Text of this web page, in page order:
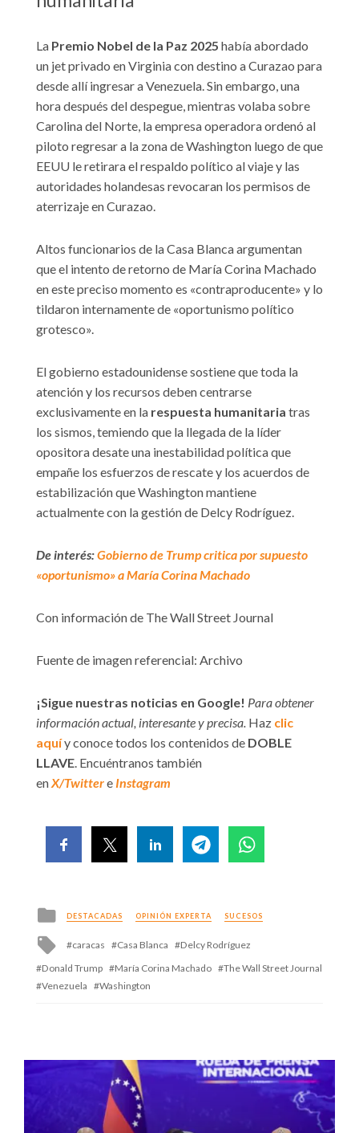
La Premio Nobel de la Paz 2025 había abordado
un jet privado en Virginia con destino a Curazao para
desde allí ingresar a Venezuela. Sin embargo, una
hora después del despegue, mientras volaba sobre
Carolina del Norte, la empresa operadora ordenó al
piloto regresar a la zona de Washington luego de que
EEUU le retirara el respaldo político al viaje y las
autoridades holandesas revocaran los permisos de
aterrizaje en Curazao.
Altos funcionarios de la Casa Blanca argumentan
que el intento de retorno de María Corina Machado
en este preciso momento es «contraproducente» y lo
tildaron internamente de «oportunismo político
grotesco».
El gobierno estadounidense sostiene que toda la
atención y los recursos deben centrarse
exclusivamente en la respuesta humanitaria tras
los sismos, temiendo que la llegada de la líder
opositora desate una inestabilidad política que
empañe los esfuerzos de rescate y los acuerdos de
estabilización que Washington mantiene
actualmente con la gestión de Delcy Rodríguez.
De interés:Gobierno de Trump critica por supuesto
«oportunismo» a María Corina Machado
Con información de The Wall Street Journal
Fuente de imagen referencial: Archivo
¡Sigue nuestras noticias en Google! Para obtener
información actual, interesante y precisa. Haz clic
aquíy conoce todos los contenidos de DOBLE
LLAVE. Encuéntranos también
enX/Twittere Instagram
Posted
in
DESTACADAS OPINIÓN EXPERTA SUCESOS
Tagged
caracas Casa Blanca
Delcy Rodríguez
Donald Trump
María Corina Machado
The Wall Street Journal
Venezuela
Washington